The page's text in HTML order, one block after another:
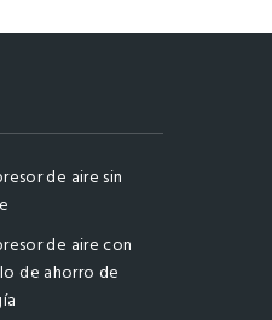
de aire sin
de aire con
de ahorro de